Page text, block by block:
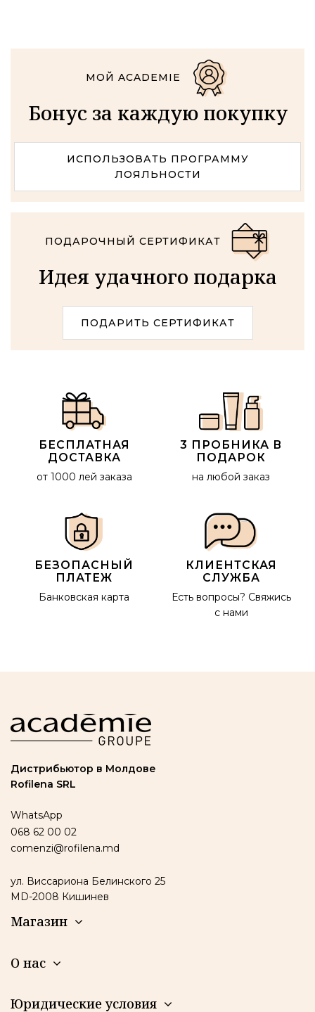
МОЙ ACADEMIE
Бонус за каждую покупку
ИСПОЛЬЗОВАТЬ ПРОГРАММУ
ЛОЯЛЬНОСТИ
ПОДАРОЧНЫЙ СЕРТИФИКАТ
Идея удачного подарка
ПОДАРИТЬ СЕРТИФИКАТ
БЕСПЛАТНАЯ
ДОСТАВКА
от 1000 лей заказа
3 ПРОБНИКА В
ПОДАРОК
на любой заказ
БЕЗОПАСНЫЙ
ПЛАТЕЖ
Банковская карта
КЛИЕНТСКАЯ
СЛУЖБА
Есть вопросы? Свяжись
с нами
Магазин
О нас
Юридические условия
068 62 00 02
comenzi@rofilena.md
ул. Виссариона Белинского 25
MD-2008 Кишинев
Дистрибьютор в Молдове
Rofilena SRL
WhatsApp